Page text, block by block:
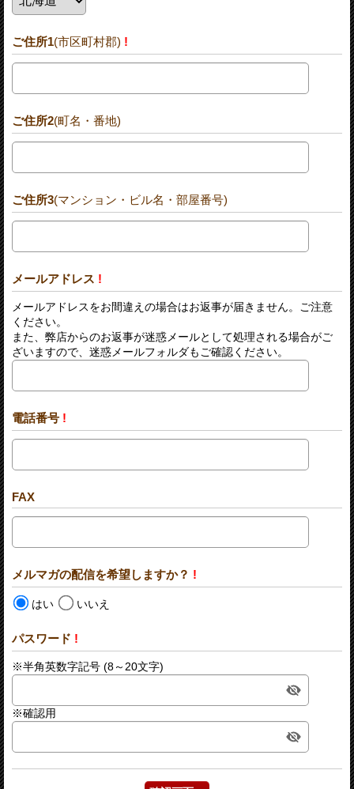
ご住所1(市区町村郡) !
ご住所2(町名・番地)
ご住所3(マンション・ビル名・部屋番号)
メールアドレス !
メールアドレスをお間違えの場合はお返事が届きません。ご注意
ください。
また、弊店からのお返事が迷惑メールとして処理される場合がご
ざいますので、迷惑メールフォルダもご確認ください。
電話番号 !
FAX
メルマガの配信を希望しますか？ !
はい いいえ
パスワード !
※半角英数字記号 (8～20文字)
※確認用